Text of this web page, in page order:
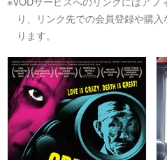
り、リンク先での会員登録や購
ります。